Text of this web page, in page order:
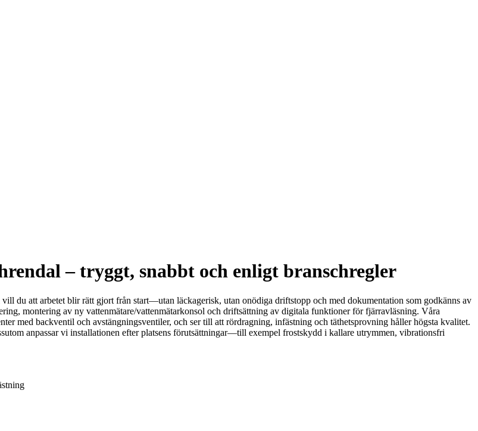
– tryggt, snabbt och enligt branschregler
du att arbetet blir rätt gjort från start—utan läckagerisk, utan onödiga driftstopp och med dokumentation som godkänns av
montering av ny vattenmätare/vattenmätarkonsol och driftsättning av digitala funktioner för fjärravläsning. Våra
med backventil och avstängningsventiler, och ser till att rördragning, infästning och täthetsprovning håller högsta kvalitet.
anpassar vi installationen efter platsens förutsättningar—till exempel frostskydd i kallare utrymmen, vibrationsfri